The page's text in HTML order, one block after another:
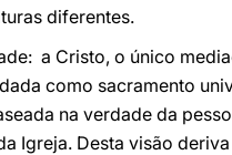
diferentes.
a Cristo, o único
como sacramento
na verdade da
Igreja. Desta visão